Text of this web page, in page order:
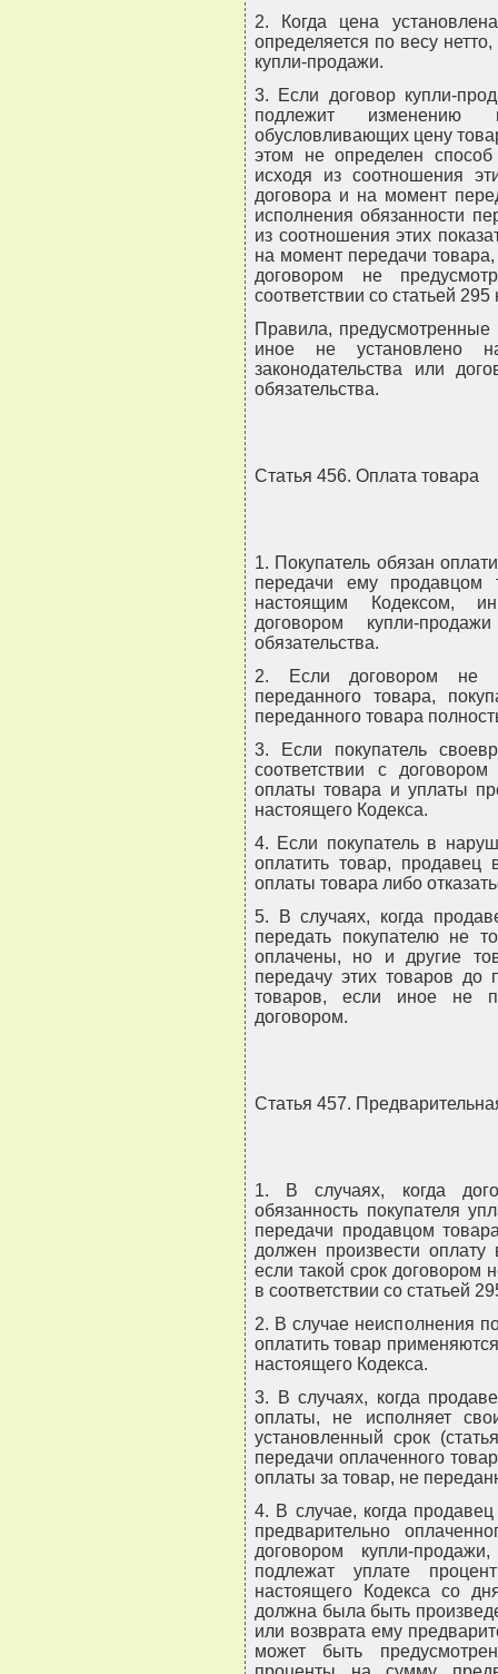
2. Когда цена
определяется по весу
купли-продажи.
3. Если договор купли-
подлежит изменению
обусловливающих цену
этом не определен
исходя из соотношения
договора и на момент
исполнения обязанности
из соотношения этих
на момент передачи
договором не
соответствии со статьей
Правила,
иное не установлено
законодательства или
обязательства.
Статья 456. Оплата товара
1. Покупатель обязан
передачи ему продавцом
настоящим Кодексом,
договором купли-
обязательства.
2. Если договором не
переданного товара,
переданного товара
3. Если покупатель
соответствии с
оплаты товара и уплаты
настоящего Кодекса.
4. Если покупатель в
оплатить товар, продавец
оплаты товара либо
5. В случаях, когда
передать покупателю не
оплачены, но и другие
передачу этих товаров до
товаров, если иное не
договором.
Статья 457.
1. В случаях, когда
обязанность покупателя
передачи продавцом
должен произвести
если такой срок договором
в соответствии со статьей
2. В случае неисполнения
оплатить товар
настоящего Кодекса.
3. В случаях, когда
оплаты, не исполняет
установленный срок
передачи оплаченного
оплаты за товар, не
4. В случае, когда
предварительно
договором купли-
подлежат уплате
настоящего Кодекса со
должна была быть
или возврата ему
может быть